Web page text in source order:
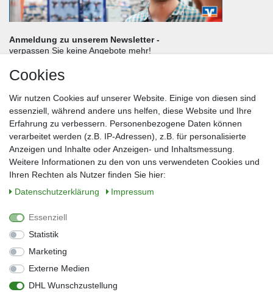
Anmeldung zu unserem Newsletter -
verpassen Sie keine Angebote mehr!
Nachname*
E-Mail*
Sie können den Newsletter jederzeit kostenlos abbestellen.
** gilt für Lieferungen innerhalb Deutschlands, Lieferzeiten für andere Länder
Widerrufs­recht
Kontakt
Barrierefreiheitserklärung
Cookies
Wir nutzen Cookies auf unserer Website. Einige von diesen sind
essenziell, während andere uns helfen, diese Website und Ihre
Erfahrung zu verbessern. Personenbezogene Daten können
verarbeitet werden (z.B. IP-Adressen), z.B. für personalisierte
Anzeigen und Inhalte oder Anzeigen- und Inhaltsmessung.
Weitere Informationen zu den von uns verwendeten Cookies und
Ihren Rechten als Nutzer finden Sie hier:
Daten­schutz­erklärung
Impressum
Essenziell
Statistik
Marketing
Externe Medien
DHL Wunschzustellung